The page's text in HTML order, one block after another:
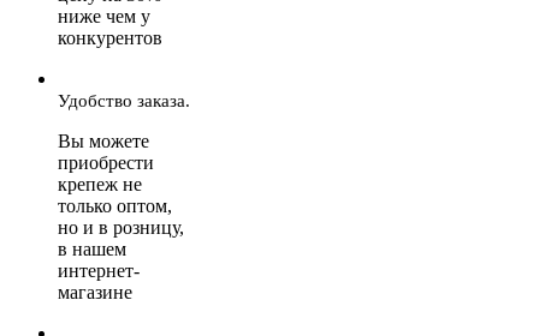
ниже чем у
конкурентов
Удобство заказа.
Вы можете
приобрести
крепеж не
только оптом,
но и в розницу,
в нашем
интернет-
магазине